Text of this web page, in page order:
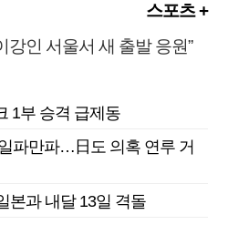
스포츠 +
강인 서울서 새 출발 응원”
1부 승격 급제동
파만파…日도 의혹 연루 거
본과 내달 13일 격돌